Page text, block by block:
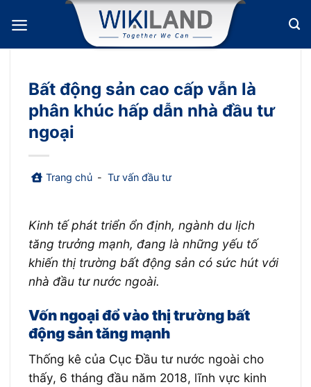
qua
nội
Bất động sản cao cấp vẫn là
phân khúc hấp dẫn nhà đầu tư
ngoại
Trang chủ - Tư vấn đầu tư
Kinh tế phát triển ổn định, ngành du lịch
tăng trưởng mạnh, đang là những yếu tố
khiến thị trường bất động sản có sức hút với
nhà đầu tư nước ngoài.
Vốn ngoại đổ vào thị trường bất
động sản tăng mạnh
Thống kê của Cục Đầu tư nước ngoài cho
thấy, 6 tháng đầu năm 2018, lĩnh vực kinh